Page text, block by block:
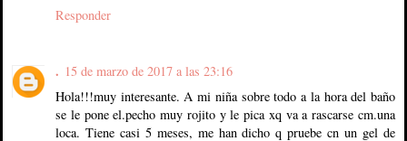
Responder
. 15 de marzo de 2017 a las 23:16
Hola!!!muy interesante. A mi niña sobre todo a la hora del baño
se le pone el.pecho muy rojito y le pica xq va a rascarse cm.una
loca. Tiene casi 5 meses, me han dicho q pruebe cn un gel de